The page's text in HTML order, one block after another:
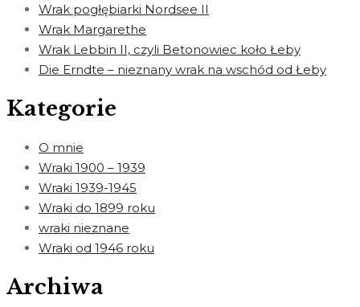
Wrak pogłębiarki Nordsee II
Wrak Margarethe
Wrak Lebbin II, czyli Betonowiec koło Łeby
Die Erndte – nieznany wrak na wschód od Łeby
Kategorie
O mnie
Wraki 1900 – 1939
Wraki 1939-1945
Wraki do 1899 roku
wraki nieznane
Wraki od 1946 roku
Archiwa